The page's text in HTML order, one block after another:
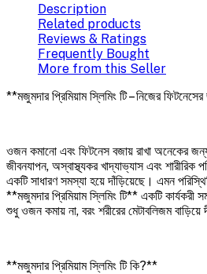
Description
Related products
Reviews & Ratings
Frequently Bought
More from this Seller
**মজুমদার প্রিমিয়াম স্লিমিং টি – নিজের
ওজন কমানো এবং ফিটনেস বজায় রাখা অনেকের
জীবনযাপন, অস্বাস্থ্যকর খাদ্যাভ্যাস এবং শারীরিক
একটি সাধারণ সমস্যা হয়ে দাঁড়িয়েছে। এমন
**মজুমদার প্রিমিয়াম স্লিমিং টি** একটি কার্যকরী
শুধু ওজন কমায় না, বরং শরীরের মেটাবলিজম বাড়িয়ে
**মজুমদার প্রিমিয়াম স্লিমিং টি কি?**